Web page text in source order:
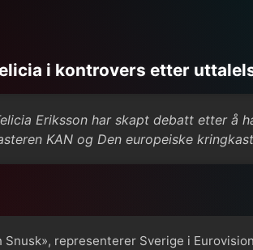
i kontrovers etter
Eriksson har skapt debatt etter
KAN og Den europeiske
representerer Sverige i